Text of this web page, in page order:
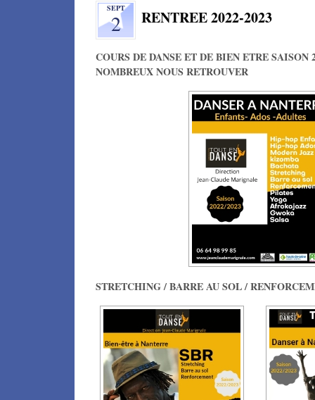
SEPT
2 RENTREE 2022-2023
COURS DE DANSE ET DE BIEN ETRE
NOMBREUX NOUS RETROUVER
STRETCHING / BARRE AU SOL /